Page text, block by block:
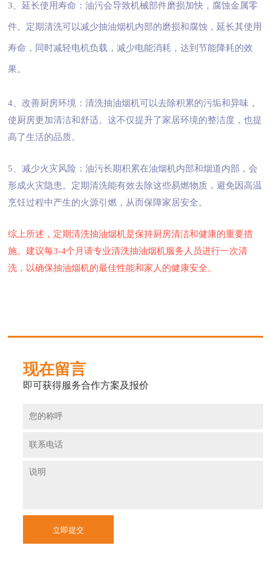
3、延长使用寿命：油污会导致机械部件磨损加快，腐蚀金属零
件。定期清洗可以减少抽油烟机内部的磨损和腐蚀，延长其使用
寿命，同时减轻电机负载，减少电能消耗，达到节能降耗的效
果。
4、改善厨房环境：清洗抽油烟机可以去除积累的污垢和异味，
使厨房更加清洁和舒适。这不仅提升了家居环境的整洁度，也提
高了生活的品质。
5、减少火灾风险：油污长期积累在油烟机内部和烟道内部，会
形成火灾隐患。定期清洗能有效去除这些易燃物质，避免因高温
烹饪过程中产生的火源引燃，从而保障家居安全。
综上所述，定期清洗抽油烟机是保持厨房清洁和健康的重要措
施。建议每3-4个月请专业清洗抽油烟机服务人员进行一次清
洗，以确保抽油烟机的最佳性能和家人的健康安全。
现在留言
即可获得服务合作方案及报价
立即提交